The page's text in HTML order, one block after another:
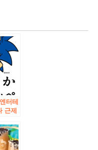
터테
근제
점
19 일